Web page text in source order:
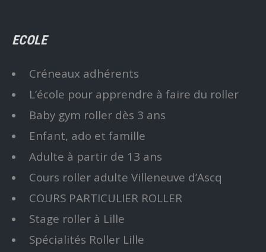
ECOLE
Créneaux adhérents
L’école pour apprendre à faire du roller
Baby gym roller dès 3 ans
Enfant, ado et famille
Adulte à partir de 13 ans
Cours roller adulte Villeneuve d’Ascq
COURS PARTICULIER ROLLER
Stage roller à Lille
Spécialités Roller Lille